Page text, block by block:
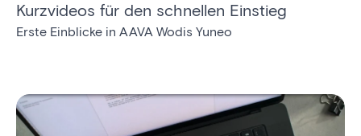
Kurzvideos für den schnellen Einstieg
Erste Einblicke in AAVA Wodis Yuneo